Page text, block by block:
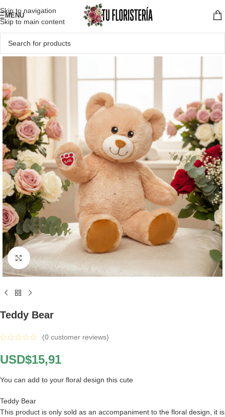
Skip to navigation
Skip to main content
MENU
Click to enlarge
Teddy Bear
(0 customer reviews)
USD$15,91
You can add to your floral design this cute
Teddy Bear
This product is only sold as an accompaniment to the floral design, it is